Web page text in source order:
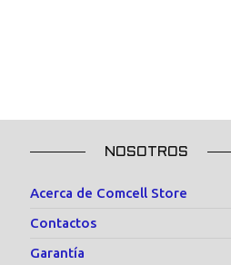
NOSOTROS
Acerca de Comcell Store
Contactos
Garantía